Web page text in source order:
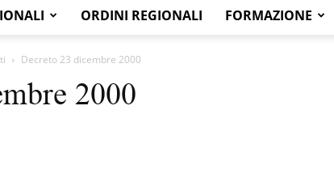
Federazione
ORDINI REGIONALI FORMAZIONE
Decreto 23 dicembre 2000
2000